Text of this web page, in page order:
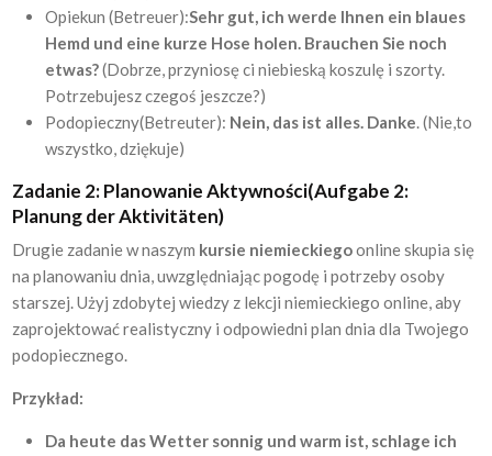
Opiekun (Betreuer):Sehr gut, ich werde Ihnen ein blaues
Hemd und eine kurze Hose holen. Brauchen Sie noch
etwas?(Dobrze, przyniosę ci niebieską koszulę i szorty.
Potrzebujesz czegoś jeszcze?)
Podopieczny(Betreuter): Nein, das ist alles. Danke . (Nie,to
wszystko, dziękuje)
Zadanie 2: Planowanie Aktywności(Aufgabe 2:
Planung der Aktivitäten)
Drugie zadanie w naszym kursie niemieckiegoonline skupia się
na planowaniu dnia, uwzględniając pogodę i potrzeby osoby
starszej. Użyj zdobytej wiedzy z lekcji niemieckiego online, aby
zaprojektować realistyczny i odpowiedni plan dnia dla Twojego
podopiecznego.
Przykład:
Da heute das Wetter sonnig und warm ist, schlage ich